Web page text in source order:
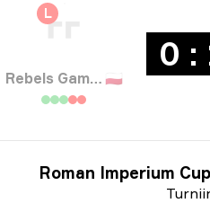
L
Rebels Gaming 🇵🇱
0 :
Roman Imperium